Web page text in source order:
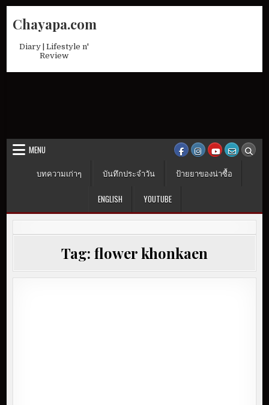
Chayapa.com
Diary | Lifestyle n'
Review
MENU
บทความเก่าๆ
บันทึกประจำวัน ป้ายยาของน่าซื้อ
ENGLISH YOUTUBE
Tag: flower khonkaen